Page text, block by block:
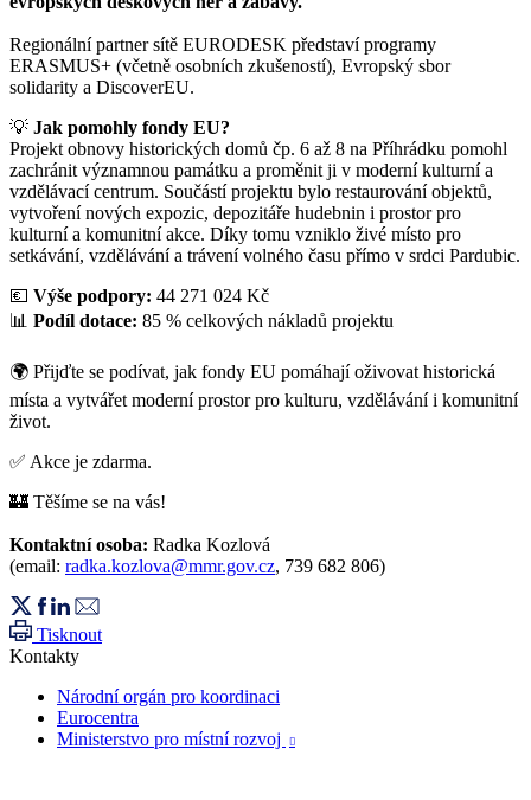
Regionální partner sítě EURODESK představí programy
ERASMUS+ (včetně osobních zkušeností), Evropský sbor
solidarity a DiscoverEU.
💡 Jak pomohly fondy EU?
Projekt obnovy historických domů čp. 6 až 8 na Příhrádku pomohl
zachránit významnou památku a proměnit ji v moderní kulturní a
vzdělávací centrum. Součástí projektu bylo restaurování objektů,
vytvoření nových expozic, depozitáře hudebnin i prostor pro
kulturní a komunitní akce. Díky tomu vzniklo živé místo pro
setkávání, vzdělávání a trávení volného času přímo v srdci Pardubic.
💶 Výše podpory: 44 271 024 Kč
📊 Podíl dotace: 85 % celkových nákladů projektu
🌍 Přijďte se podívat, jak fondy EU pomáhají oživovat historická
místa a vytvářet moderní prostor pro kulturu, vzdělávání i komunitní
život.
✅ Akce je zdarma.
🏰 Těšíme se na vás!
Kontaktní osoba: Radka Kozlová
(email: radka.kozlova@mmr.gov.cz, 739 682 806)
Tisknout
Kontakty
Národní orgán pro koordinaci
Eurocentra
Ministerstvo pro místní rozvoj
